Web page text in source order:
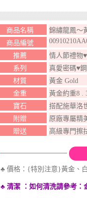
商品名稱
錦繡龍鳳～
商品編號
推薦
情人節禮物
系列
真愛密碼♥
材質
黃金 Gold
金重
黃金約重8 .
寶石
搭配施華洛
附贈
原廠專屬精
贈送
高級專門擦
♣ 價格：{特別注意}黃金、
♣ 清潔：如何清洗請參考：